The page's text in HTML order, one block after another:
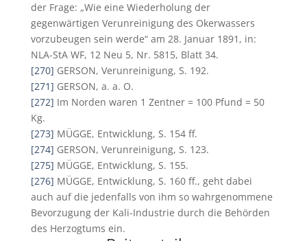
der Frage: „Wie eine Wiederholung der
gegenwärtigen Verunreinigung des Okerwassers
vorzubeugen sein werde“ am 28. Januar 1891, in:
NLA-StA WF, 12 Neu 5, Nr. 5815, Blatt 34.
[270] GERSON, Verunreinigung, S. 192.
[271] GERSON, a. a. O.
[272] Im Norden waren 1 Zentner = 100 Pfund = 50
Kg.
[273] MÜGGE, Entwicklung, S. 154 ff.
[274] GERSON, Verunreinigung, S. 123.
[275] MÜGGE, Entwicklung, S. 155.
[276] MÜGGE, Entwicklung, S. 160 ff., geht dabei
auch auf die jedenfalls von ihm so wahrgenommene
Bevorzugung der Kali-Industrie durch die Behörden
des Herzogtums ein.